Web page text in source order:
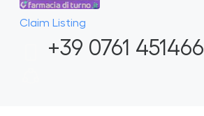
Claim Listing
+39 0761 451466